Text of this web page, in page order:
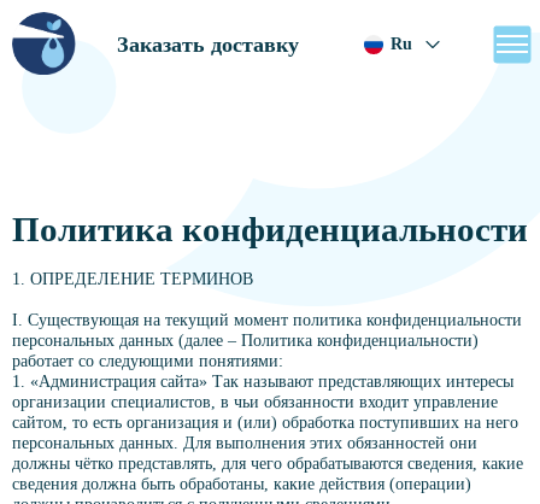
Заказать доставку Ru
Политика конфиденциальности
1. ОПРЕДЕЛЕНИЕ ТЕРМИНОВ
I. Существующая на текущий момент политика конфиденциальности
персональных данных (далее – Политика конфиденциальности)
работает со следующими понятиями:
1. «Администрация сайта» Так называют представляющих интересы
организации специалистов, в чьи обязанности входит управление
сайтом, то есть организация и (или) обработка поступивших на него
персональных данных. Для выполнения этих обязанностей они
должны чётко представлять, для чего обрабатываются сведения, какие
сведения должна быть обработаны, какие действия (операции)